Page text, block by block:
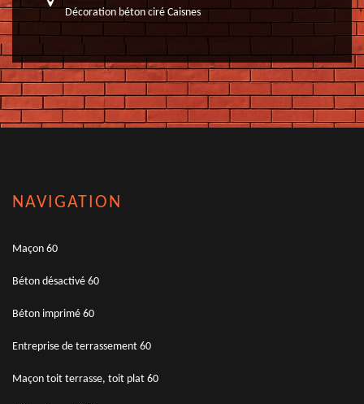
Décoration béton ciré Caisnes
NAVIGATION
Maçon 60
Béton désactivé 60
Béton imprimé 60
Entreprise de terrassement 60
Maçon toit terrasse, toit plat 60